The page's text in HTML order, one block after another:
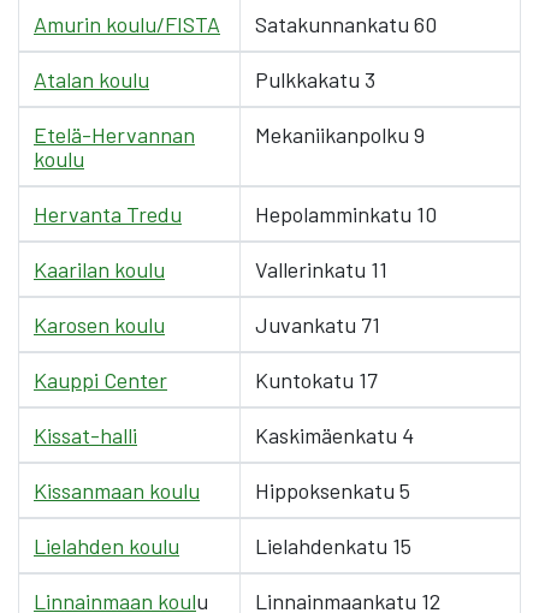
Amurin koulu/FISTA Satakunnankatu 60
Atalan koulu Pulkkakatu 3
Etelä-Hervannan
koulu
Mekaniikanpolku 9
Hervanta Tredu Hepolamminkatu 10
Kaarilan koulu Vallerinkatu 11
Karosen koulu Juvankatu 71
Kauppi Center Kuntokatu 17
Kissat-halli Kaskimäenkatu 4
Kissanmaan koulu Hippoksenkatu 5
Lielahden koulu Lielahdenkatu 15
Linnainmaan koulu Linnainmaankatu 12